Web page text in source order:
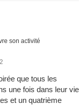
son activité
que tous les
une fois dans leur vie
et un quatrième